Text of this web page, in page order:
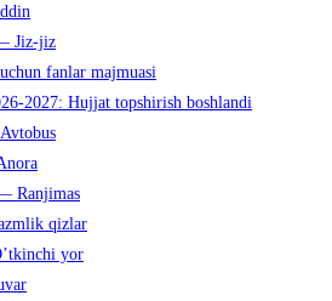
Jiz-jiz
fanlar majmuasi
2027: Hujjat topshirish boshlandi
Ranjimas
qizlar
yor